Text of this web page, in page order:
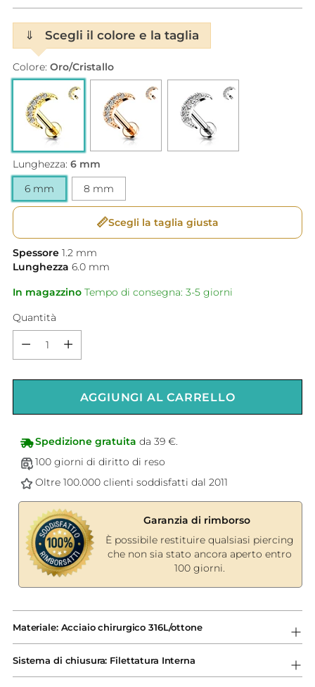
listino
⇓ Scegli il colore e la taglia
Colore: Oro/Cristallo
Lunghezza: 6 mm
6 mm 8 mm
📏Scegli la taglia giusta
Spessore 1.2 mm
Lunghezza 6.0 mm
In magazzino Tempo di consegna: 3-5 giorni
Quantità
AGGIUNGI AL CARRELLO
Spedizione gratuita da 39 €.
100 giorni di diritto di reso
Oltre 100.000 clienti soddisfatti dal 2011
Garanzia di rimborso
È possibile restituire qualsiasi piercing
che non sia stato ancora aperto entro
100 giorni.
prodotto
al
carrello...
Materiale: Acciaio chirurgico 316L/ottone
Sistema di chiusura: Filettatura Interna